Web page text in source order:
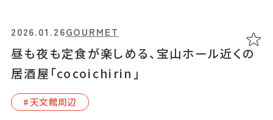
あちこち編集コラム
お気に入り
おすすめタグ
昼も夜も定食が楽しめる、宝山ホール近くの
居酒屋「cocoichirin」
2026.01.26GOURMET
#天⽂館周辺
昼も夜も定食が楽しめる、宝山ホール近くの
居酒屋「cocoichirin」
2026.01.26GOURMET
#天⽂館周辺
ソーキそばで人気！旅宿酒場 I&I 「アヤナイ」
宿と音楽イベントでも注目の店
2024.05.23TRIP
#⽇置市